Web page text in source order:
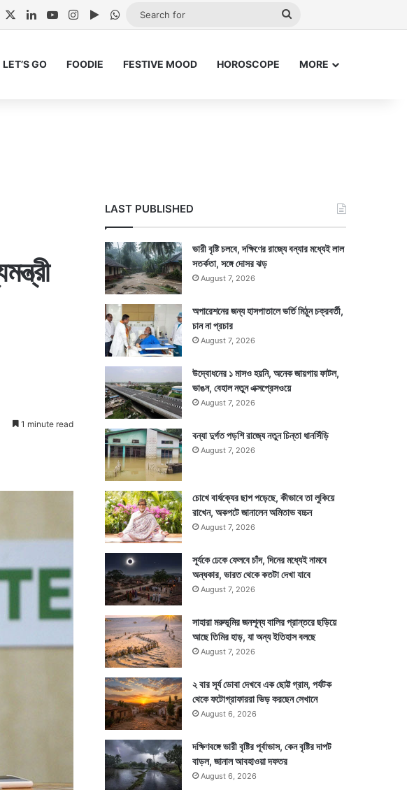
FacebookLinkedInYouTubeInstagram
Google Play
WhatsApp
LET’S GO FOODIE FESTIVE MOOD HOROSCOPE MORE
1 minute read
LAST PUBLISHED
ভারী বৃষ্টি চলবে, দক্ষিণের রাজ্যে বন্যার মধ্যেই লাল
সতর্কতা, সঙ্গে দোসর ঝড়
August 7, 2026
অপারেশনের জন্য হাসপাতালে ভর্তি মিঠুন চক্রবর্তী,
চান না প্রচার
August 7, 2026
উদ্বোধনের ১ মাসও হয়নি, অনেক জায়গায় ফাটল,
ভাঙন, বেহাল নতুন এক্সপ্রেসওয়ে
August 7, 2026
বন্যা দুর্গত পড়শি রাজ্যে নতুন চিন্তা ধানসিঁড়ি
August 7, 2026
চোখে বার্ধক্যের ছাপ পড়েছে, কীভাবে তা লুকিয়ে
রাখেন, অকপটে জানালেন অমিতাভ বচ্চন
August 7, 2026
সূর্যকে ঢেকে ফেলবে চাঁদ, দিনের মধ্যেই নামবে
অন্ধকার, ভারত থেকে কতটা দেখা যাবে
August 7, 2026
সাহারা মরুভূমির জনশূন্য বালির প্রান্তরে ছড়িয়ে
আছে তিমির হাড়, যা অন্য ইতিহাস বলছে
August 7, 2026
২ বার সূর্য ডোবা দেখবে এক ছোট্ট গ্রাম, পর্যটক
থেকে ফটোগ্রাফাররা ভিড় করছেন সেখানে
August 6, 2026
দক্ষিণবঙ্গে ভারী বৃষ্টির পূর্বাভাস, কেন বৃষ্টির দাপট
বাড়ল, জানাল আবহাওয়া দফতর
August 6, 2026